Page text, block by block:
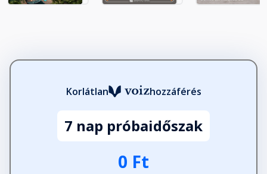
20. rész
Fejezet hossza: 00:06:03
Korlátlan hozzáférés
7 nap próbaidőszak
0 Ft